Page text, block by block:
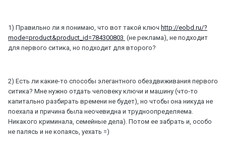
1) Правильно ли я понимаю, что вот такой ключ http://eobd.ru/?
mode=product&product_id=784300803 (не реклама), не подходит
для первого ситика, но подходит для второго?
2) Есть ли какие-то способы элегантного обездвиживания первого
ситика? Мне нужно отдать человеку ключи и машину (что-то
капитально разбирать времени не будет), но чтобы она никуда не
поехала и причина была неочевидна и трудноопределяема.
Никакого криминала, семейные дела). Потом ее забрать и, особо
не палясь и не копаясь, уехать =)